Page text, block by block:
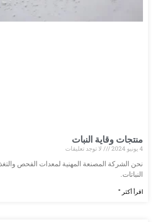
منتجات وقاية النبات
4 يونيو 2024
لا توجد تعليقات
نحن الشركة المصنعة المهنية لمعدات الفحص
النباتات.
اقرأ أكثر "